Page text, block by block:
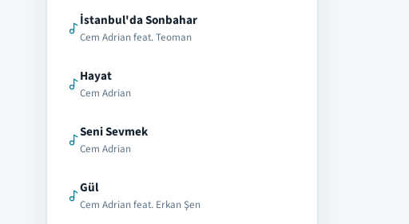
İstanbul'da Sonbahar
Cem Adrian feat. Teoman
Hayat
Cem Adrian
Seni Sevmek
Cem Adrian
Gül
Cem Adrian feat. Erkan Şen